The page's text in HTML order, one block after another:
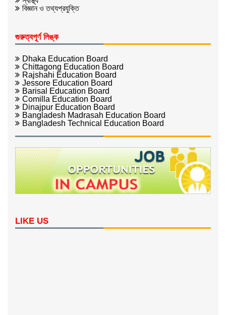
বিজ্ঞান ও তথ্যপ্রযুক্তি
গুরুত্বপূর্ণ লিঙ্ক
Dhaka Education Board
Chittagong Education Board
Rajshahi Education Board
Jessore Education Board
Barisal Education Board
Comilla Education Board
Dinajpur Education Board
Bangladesh Madrasah Education Board
Bangladesh Technical Education Board
LIKE US